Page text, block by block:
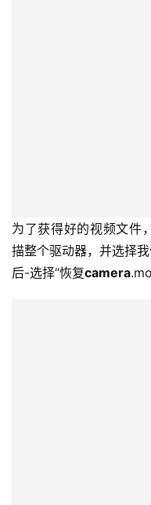
为了获得好的视频文件
描整个驱动器，并选择
后-选择“恢复camera